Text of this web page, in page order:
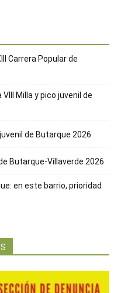
Carrera Popular de
Milla y pico juvenil de
de Butarque 2026
Butarque-Villaverde 2026
en este barrio, prioridad